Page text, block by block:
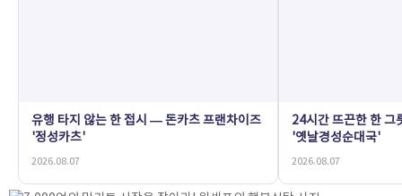
유행 타지 않는 한 접시 — 돈카츠 프랜차이즈
'정성카츠'
2026.08.07
24시간 뜨끈한 한
'옛날경성순대국'
2026.08.07